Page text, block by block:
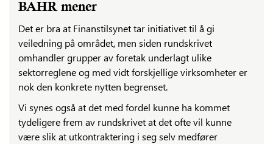
BAHR mener
Det er bra at Finanstilsynet tar initiativet til å gi
veiledning på området, men siden rundskrivet
omhandler grupper av foretak underlagt ulike
sektorreglene og med vidt forskjellige virksomheter er
nok den konkrete nytten begrenset.
Vi synes også at det med fordel kunne ha kommet
tydeligere frem av rundskrivet at det ofte vil kunne
være slik at utkontraktering i seg selv medfører